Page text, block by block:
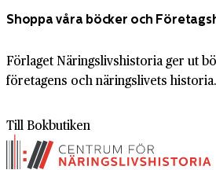
Shoppa våra böcker och
Förlaget Näringslivshistoria ger ut
företagens och näringslivets
Till Bokbutiken